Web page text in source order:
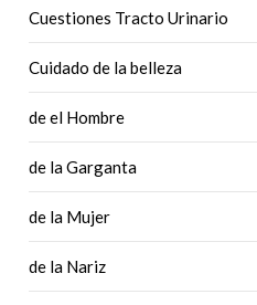
Cuestiones Tracto Urinario
Cuidado de la belleza
de el Hombre
de la Garganta
de la Mujer
de la Nariz